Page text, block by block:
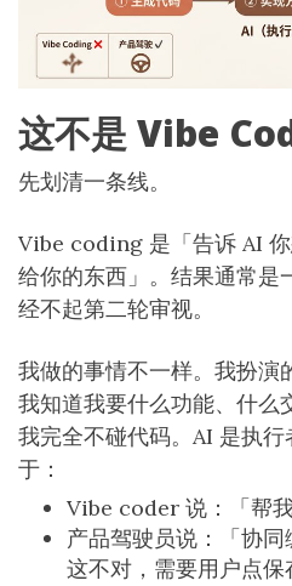
这不是 Vibe
先划清一条线。
Vibe coding 是「告诉 AI
给你的东西」。结果通常是
经不起第二轮审视。
我做的事情不一样。我扮演
我知道我要什么功能、什么
我完全不碰代码。AI 是执
于：
Vibe coder 说：「帮
产品驾驶员说：「协同
这不对，需要用户点保